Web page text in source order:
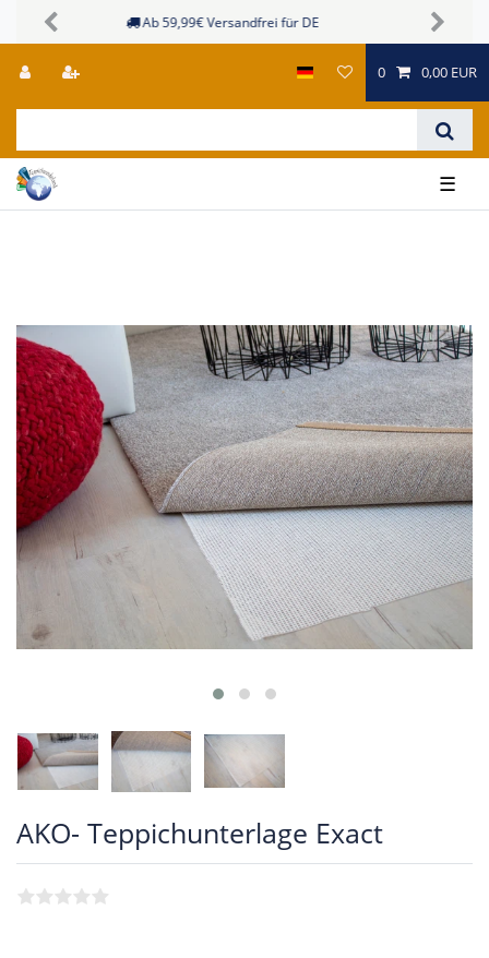
Sichere Zahlungsmöglichkeiten
Previous Next
0 0,00 EUR
☰
AKO- Teppichunterlage Exact